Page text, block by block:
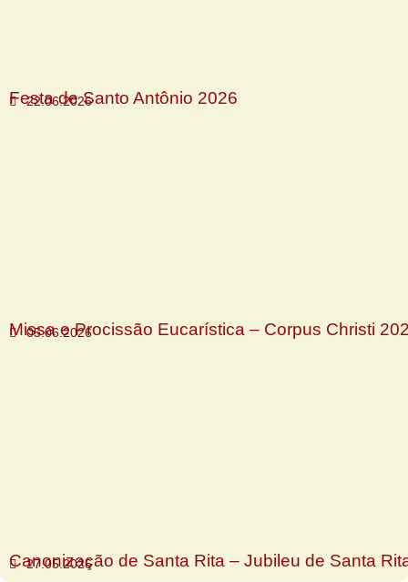
Festa de Santo Antônio 2026
22.06.2026
Missa e Procissão Eucarística – Corpus Christi
05.06.2026
Canonização de Santa Rita – Jubileu de Santa
27.05.2026